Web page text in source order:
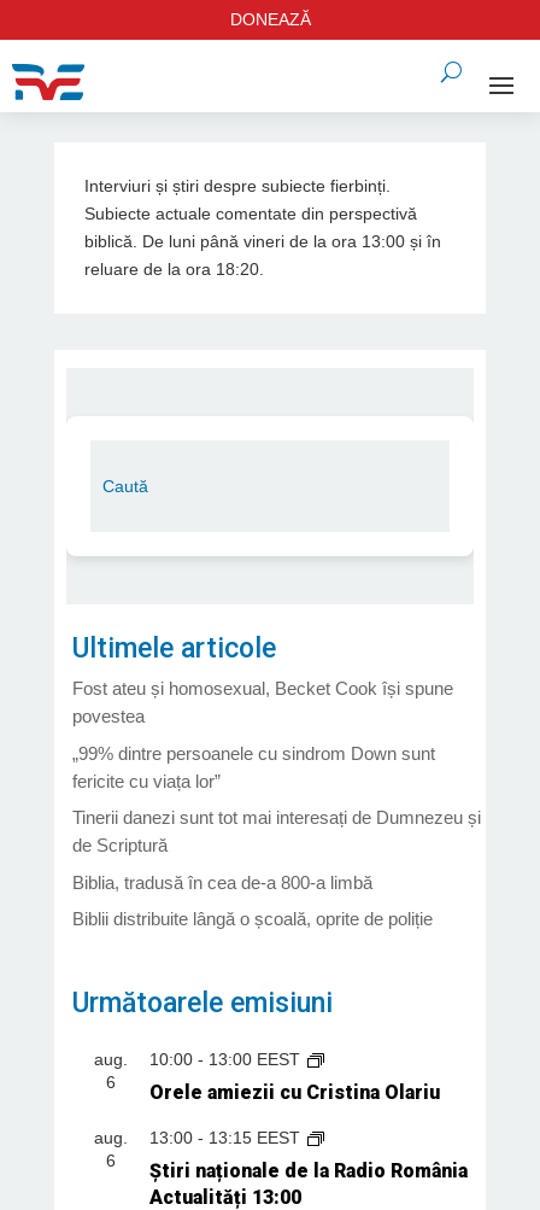
DONEAZĂ
Interviuri și știri despre subiecte fierbinți.
Subiecte actuale comentate din perspectivă
biblică. De luni până vineri de la ora 13:00 și în
reluare de la ora 18:20.
Ultimele articole
Fost ateu și homosexual, Becket Cook își spune
povestea
„99% dintre persoanele cu sindrom Down sunt
fericite cu viața lor”
Tinerii danezi sunt tot mai interesați de Dumnezeu și
de Scriptură
Biblia, tradusă în cea de-a 800-a limbă
Biblii distribuite lângă o școală, oprite de poliție
Următoarele emisiuni
aug.
6
10:00- 13:00 EEST
Orele amiezii cu Cristina Olariu
aug.
6
13:00- 13:15 EEST
Știri naționale de la Radio România
Actualități 13:00